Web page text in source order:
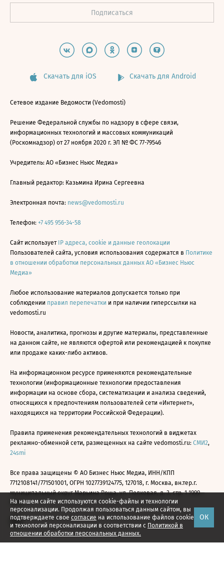
На нашем сайте используются cookie-файлы и технологии
персонализации. Продолжая пользоваться данным сайтом, вы
подтверждаете свое согласие на использование файлов cookie
и технологий персонализации в соответствии с Политикой в
отношении обработки персональных данных.
ОК
Скачать для iOS Скачать для Android
Сетевое издание Ведомости (Vedomosti)
Решение Федеральной службы по надзору в сфере связи,
информационных технологий и массовых коммуникаций
(Роскомнадзор) от 27 ноября 2020 г. ЭЛ № ФС 77-79546
Учредитель: АО «Бизнес Ньюс Медиа»
Главный редактор: Казьмина Ирина Сергеевна
Электронная почта: news@vedomosti.ru
Телефон: +7 495 956-34-58
Сайт использует IP адреса, cookie и данные геолокации
Пользователей сайта, условия использования содержатся в Политике
в отношении обработки персональных данных АО «Бизнес Ньюс
Медиа»
Любое использование материалов допускается только при
соблюдении правил перепечатки и при наличии гиперссылки на
vedomosti.ru
Новости, аналитика, прогнозы и другие материалы, представленные
на данном сайте, не являются офертой или рекомендацией к покупке
или продаже каких-либо активов.
На информационном ресурсе применяются рекомендательные
технологии (информационные технологии предоставления
информации на основе сбора, систематизации и анализа сведений,
относящихся к предпочтениям пользователей сети «Интернет»,
находящихся на территории Российской Федерации).
Правила применения рекомендательных технологий в виджетах
рекламно-обменной сети, размещенных на сайте vedomosti.ru: СМИ2,
24smi
Все права защищены © АО Бизнес Ньюс Медиа, ИНН/КПП
7712108141/771501001, ОГРН 1027739124775, 127018, г. Москва, вн.тер.г.
муниципальный округ Марьина Роща, ул. Полковая, д. 3, стр. 1 1999—
2026